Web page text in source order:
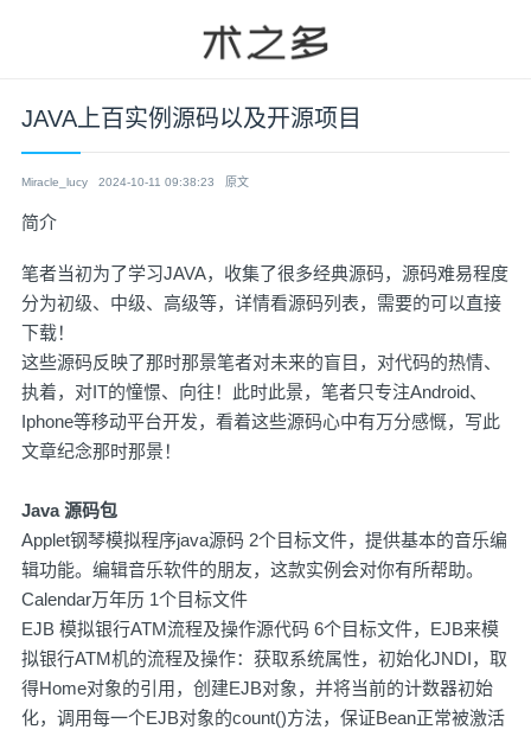
JAVA上百实例源码以及开源项目
Miracle_lucy 2024-10-11 09:38:23 原文
简介
笔者当初为了学习JAVA，收集了很多经典源码，源码难易程度
分为初级、中级、高级等，详情看源码列表，需要的可以直接
下载！
这些源码反映了那时那景笔者对未来的盲目，对代码的热情、
执着，对IT的憧憬、向往！此时此景，笔者只专注Android、
Iphone等移动平台开发，看着这些源码心中有万分感慨，写此
文章纪念那时那景！
Java 源码包
Applet钢琴模拟程序java源码 2个目标文件，提供基本的音乐编
辑功能。编辑音乐软件的朋友，这款实例会对你有所帮助。
Calendar万年历 1个目标文件
EJB 模拟银行ATM流程及操作源代码 6个目标文件，EJB来模
拟银行ATM机的流程及操作：获取系统属性，初始化JNDI，取
得Home对象的引用，创建EJB对象，并将当前的计数器初始
化，调用每一个EJB对象的count()方法，保证Bean正常被激活